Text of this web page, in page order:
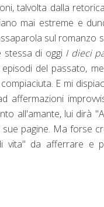
talvolta dalla
mai estreme e
sul romanzo
stessa di oggi I dieci
del passato,
E mi
all'amante, lui dirà
sue pagine. Ma forse
vita" da afferrare e